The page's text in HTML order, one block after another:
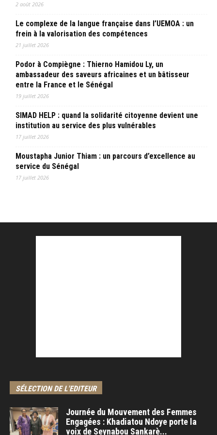
2 août 2026
Le complexe de la langue française dans l’UEMOA : un
frein à la valorisation des compétences
21 juillet 2026
Podor à Compiègne : Thierno Hamidou Ly, un
ambassadeur des saveurs africaines et un bâtisseur
entre la France et le Sénégal
19 juillet 2026
SIMAD HELP : quand la solidarité citoyenne devient une
institution au service des plus vulnérables
17 juillet 2026
Moustapha Junior Thiam : un parcours d’excellence au
service du Sénégal
17 juillet 2026
SÉLECTION DE L'EDITEUR
Journée du Mouvement des Femmes
Engagées : Khadiatou Ndoye porte la
voix de Seynabou Sankarè...